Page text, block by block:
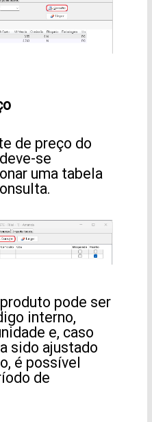
de preço do
se
uma tabela
pode ser
interno,
e, caso
sido ajustado
é possível
de